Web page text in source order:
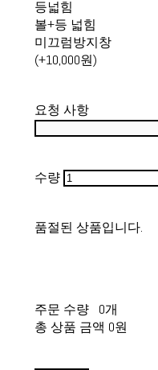
등넓힘
볼+등 넓힘
미끄럼방지창
(+10,000원)
요청 사항
수량
품절된 상품입니다.
주문 수량
0개
총 상품 금액 0원